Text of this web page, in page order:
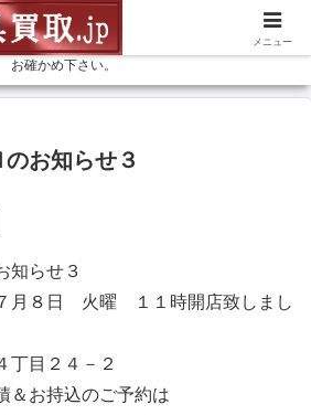
具買取ドットジェイピーにお任せ下さい。リー
、お見積（無料） 釣具専門店の買取金額を是非
お確かめ下さい。
お知らせ３
知らせ３
月８日 火曜 １１時開店致しまし
目２４－２
＆お持込のご予約は
メニュー